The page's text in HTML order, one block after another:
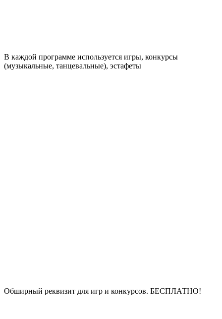
В каждой программе используется игры, конкурсы
(музыкальные, танцевальные), эстафеты
Обширный реквизит для игр и конкурсов. БЕСПЛАТНО!